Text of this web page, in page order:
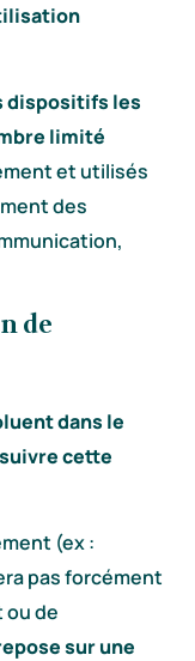
dispositifs les
limité
et utilisés
des
de
dans le
cette
(ex :
pas forcément
ou de
sur une